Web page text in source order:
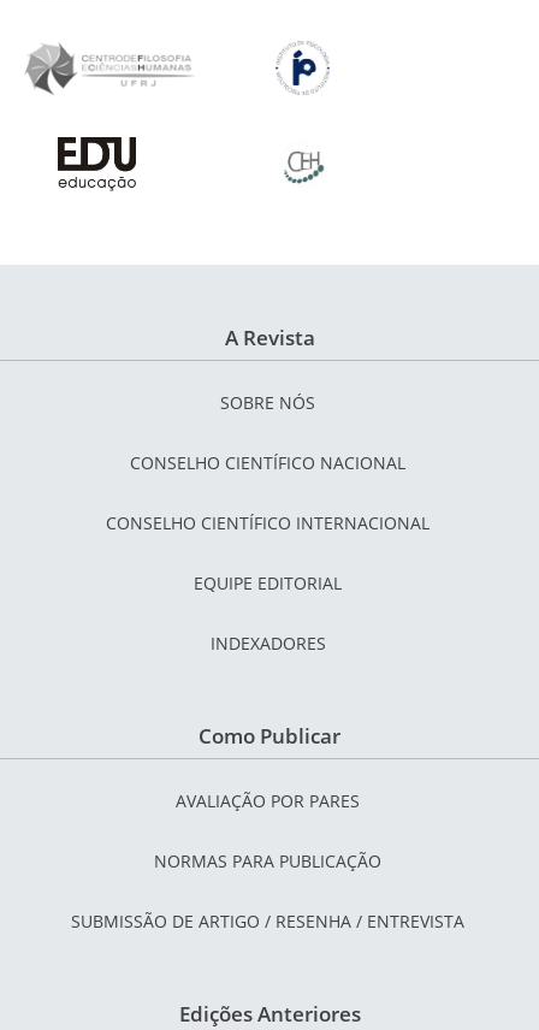
A Revista
SOBRE NÓS
CONSELHO CIENTÍFICO NACIONAL
CONSELHO CIENTÍFICO INTERNACIONAL
EQUIPE EDITORIAL
INDEXADORES
Como Publicar
AVALIAÇÃO POR PARES
NORMAS PARA PUBLICAÇÃO
SUBMISSÃO DE ARTIGO / RESENHA / ENTREVISTA
Edições Anteriores